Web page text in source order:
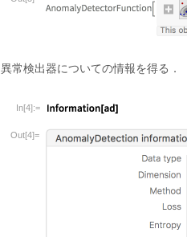
異常検出器についての情報を得る．
In[4]:=
Out[4]=